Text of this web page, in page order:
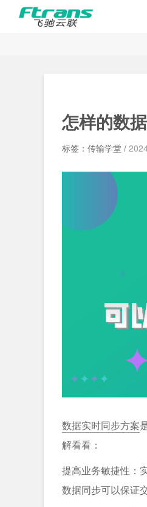
怎样的数
标签：传输学堂 /
数据实时同步方案
解看看：
提高业务敏捷性：
数据同步可以保证